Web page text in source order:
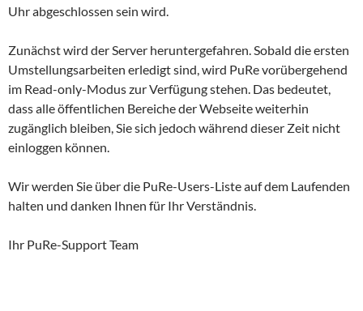
Uhr abgeschlossen sein wird.
Zunächst wird der Server heruntergefahren. Sobald die ersten
Umstellungsarbeiten erledigt sind, wird PuRe vorübergehend
im Read-only-Modus zur Verfügung stehen. Das bedeutet,
dass alle öffentlichen Bereiche der Webseite weiterhin
zugänglich bleiben, Sie sich jedoch während dieser Zeit nicht
einloggen können.
Wir werden Sie über die PuRe-Users-Liste auf dem Laufenden
halten und danken Ihnen für Ihr Verständnis.
Ihr PuRe-Support Team